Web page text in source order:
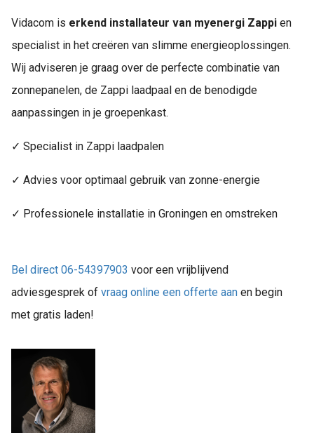
Vidacom is erkend installateur van myenergi Zappi en
specialist in het creëren van slimme energieoplossingen.
Wij adviseren je graag over de perfecte combinatie van
zonnepanelen, de Zappi laadpaal en de benodigde
aanpassingen in je groepenkast.
✓ Specialist in Zappi laadpalen
✓ Advies voor optimaal gebruik van zonne-energie
✓ Professionele installatie in Groningen en omstreken
Bel direct 06-54397903 voor een vrijblijvend
adviesgesprek of vraag online een offerte aan en begin
met gratis laden!